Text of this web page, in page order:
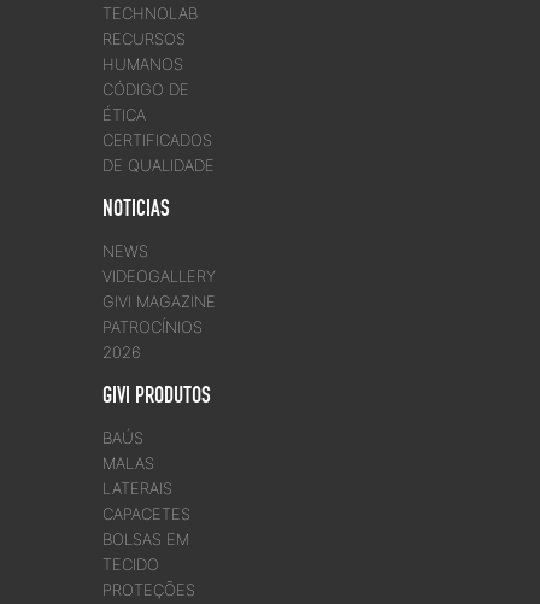
TECHNOLAB
RECURSOS
HUMANOS
CÓDIGO DE
ÉTICA
CERTIFICADOS
DE QUALIDADE
NOTICIAS
NEWS
VIDEOGALLERY
GIVI MAGAZINE
PATROCÍNIOS
2026
GIVI PRODUTOS
BAÚS
MALAS
LATERAIS
CAPACETES
BOLSAS EM
TECIDO
PROTEÇÕES